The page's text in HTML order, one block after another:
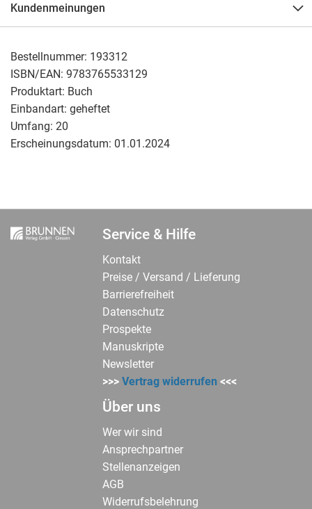
Bestellnummer: 193312
ISBN/EAN: 9783765533129
Produktart: Buch
Einbandart: geheftet
Umfang: 20
Erscheinungsdatum: 01.01.2024
Kundenmeinungen
Service & Hilfe
Kontakt
Preise / Versand / Lieferung
Barrierefreiheit
Datenschutz
Prospekte
Manuskripte
Newsletter
>>>Vertrag widerrufen <<<
Über uns
Wer wir sind
Ansprechpartner
Stellenanzeigen
AGB
Widerrufsbelehrung